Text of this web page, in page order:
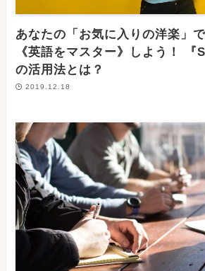
あなたの「お気に入りの洋楽」
《英語をマスター》しよう！ 『
の活用法とは？
2019.12.18